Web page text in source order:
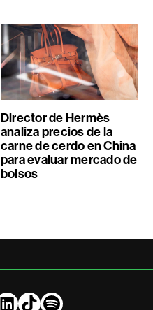
Director de Hermès
analiza precios de la
carne de cerdo en China
para evaluar mercado de
bolsos